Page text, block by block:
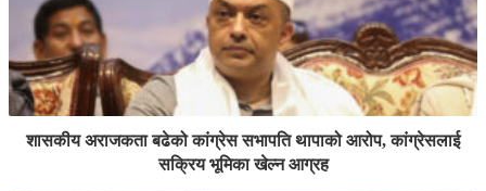
शासकीय अराजकता बढेको कांग्रेस सभापति थापाको आरोप, कांग्रेसलाई
सक्रिय भूमिका खेल्न आग्रह